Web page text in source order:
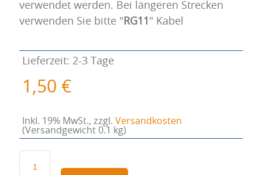
verwendet werden. Bei längeren Strecken
verwenden Sie bitte " RG11 " Kabel
Lieferzeit: 2-3 Tage
1,50 €
Inkl. 19% MwSt., zzgl. Versandkosten
(Versandgewicht 0.1 kg)